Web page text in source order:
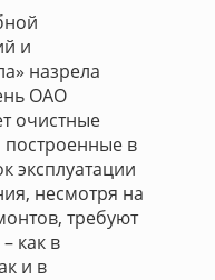
и
назрела
ОАО
очистные
в
эксплуатации
несмотря на
требуют
как в
и в